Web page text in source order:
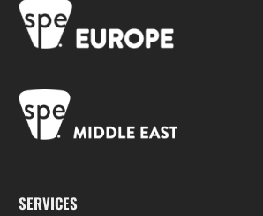
SERVICES